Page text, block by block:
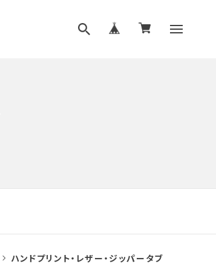
ハンドプリント・レザー・ジッパータブ